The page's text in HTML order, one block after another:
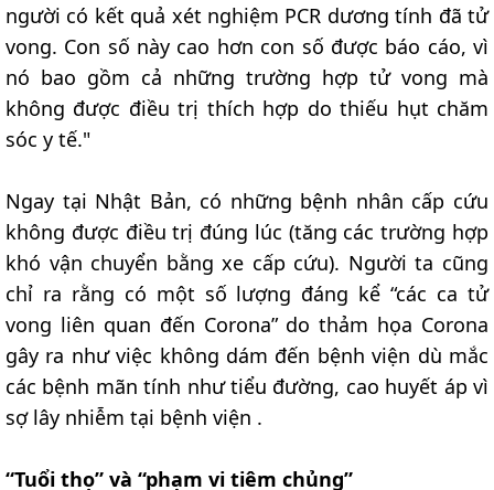
người có kết quả xét nghiệm PCR dương tính đã tử
vong. Con số này cao hơn con số được báo cáo, vì
nó bao gồm cả những trường hợp tử vong mà
không được điều trị thích hợp do thiếu hụt chăm
sóc y tế."
Ngay tại Nhật Bản, có những bệnh nhân cấp cứu
không được điều trị đúng lúc (tăng các trường hợp
khó vận chuyển bằng xe cấp cứu). Người ta cũng
chỉ ra rằng có một số lượng đáng kể “các ca tử
vong liên quan đến Corona” do thảm họa Corona
gây ra như việc không dám đến bệnh viện dù mắc
các bệnh mãn tính như tiểu đường, cao huyết áp vì
sợ lây nhiễm tại bệnh viện .
“Tuổi thọ” và “phạm vi tiêm chủng”